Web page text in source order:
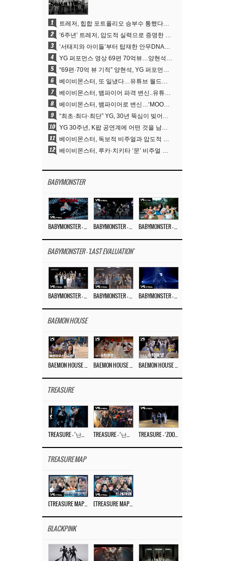
1 트레저, 힙합 포트폴리오 승부수 통했다…데뷔 6주년 새 도약
2 ‘6주년’ 트레저, 압도적 실력으로 증명한 ‘YG의 보물’ 진가
3 ‘서태지와 아이들’부터 탑재한 안무DNA…양현석, YG 퍼포먼스 비디오 70억 뷰 신화의 시작
4 YG 퍼포먼스 영상 69편 70억뷰…양현석 제작 철학 통했다
5 “69편·70억 뷰 기적” 양현석, YG 퍼포먼스 비디오 100% 직접 만든 이유
6 베이비몬스터, 또 일냈다…유튜브 월드와이드 1위
7 베이비몬스터, 뱀파이어 파격 변신..유튜브 트렌딩 1위 직행
8 베이비몬스터, 뱀파이어로 변신…‘MOON’으로 찍은 3개월 프로젝트
9 “최초·최다·최단” YG, 30년 뚝심이 빚어낸 K팝 투어의 새 지평
10 YG 30주년, K팝 공연계에 어떤 것을 남겼나
11 베이비몬스터, 독보적 비주얼과 압도적 소화력..’MOON’
12 베이비몬스터, 루카·치키타 ‘문’ 비주얼 공개…절제된 카리스마·유니크 비주얼
BABYMONSTER
BABYMONSTER – ‘MOON’ M/V BABYMONSTER – ‘MOON’ PERFORMANCE VIDEO BABYMONSTER – ‘I LIKE IT’ M/V
BABYMONSTER - 'LAST EVALUATION'
BABYMONSTER – ‘Last Evaluation’ EP.8 BABYMONSTER – ‘Last Evaluation’ EP.7 BABYMONSTER – ‘Last Evaluation’ EP.6
BAEMON HOUSE
BAEMON HOUSE EP.8 BAEMON HOUSE EP.7 BAEMON HOUSE EP.6
TREASURE
TREASURE – ‘난리나 (NALLY-NA) (HYUNHAYO)’ DANCE PERFORMANCE VIDEO TREASURE – ‘난리나 (NALLY-NA) (HYUNHAYO)’ M/V TREASURE – ‘ZOOM ZOOM’ DANCE PRACTICE VIDEO
TREASURE MAP
[TREASURE MAP] EP.77 🥲 우리 트레저 겁쟁이 아닙니다 🤚 기묘한 전시회 [TREASURE MAP] EP.77 🕯️ THE STRANGE EXHIBITION 🕰️ TEASER
BLACKPINK